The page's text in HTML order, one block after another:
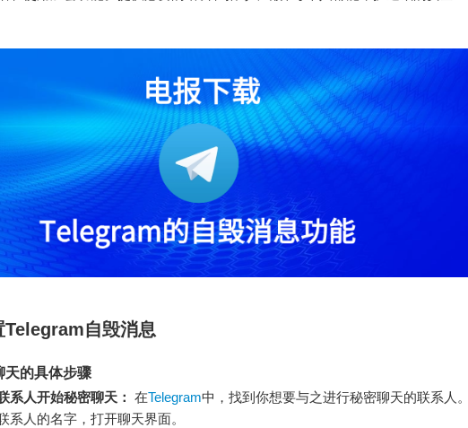
Telegram自毁消息
天的具体步骤
系人开始秘密聊天： 在Telegram中，找到你想要与之进行秘密聊天的联系人。
系人的名字，打开聊天界面。